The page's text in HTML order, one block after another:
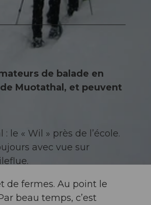
de balade en
Muotathal, et peuvent
« Wil » près de l’école.
avec vue sur
de fermes. Au point le
beau temps, c’est